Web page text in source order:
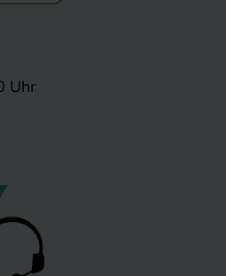
Uhr